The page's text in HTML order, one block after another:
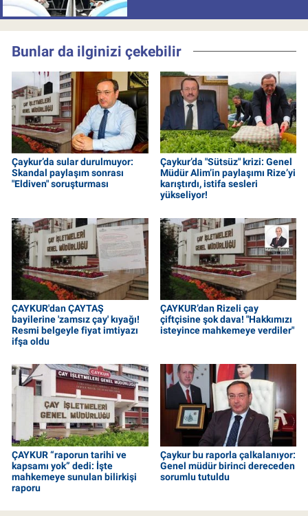
Bunlar da ilginizi çekebilir
Çaykur’da sular durulmuyor:
Skandal paylaşım sonrası
"Eldiven" soruşturması
Çaykur’da "Sütsüz" krizi: Genel
Müdür Alim’in paylaşımı Rize’yi
karıştırdı, istifa sesleri
yükseliyor!
ÇAYKUR'dan ÇAYTAŞ
bayilerine 'zamsız çay' kıyağı!
Resmi belgeyle fiyat imtiyazı
ifşa oldu
ÇAYKUR’dan Rizeli çay
çiftçisine şok dava! "Hakkımızı
isteyince mahkemeye verdiler"
ÇAYKUR “raporun tarihi ve
kapsamı yok” dedi: İşte
mahkemeye sunulan bilirkişi
raporu
Çaykur bu raporla çalkalanıyor:
Genel müdür birinci dereceden
sorumlu tutuldu